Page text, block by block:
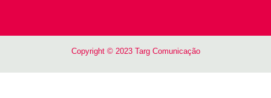
Copyright © 2023 Targ Comunicação